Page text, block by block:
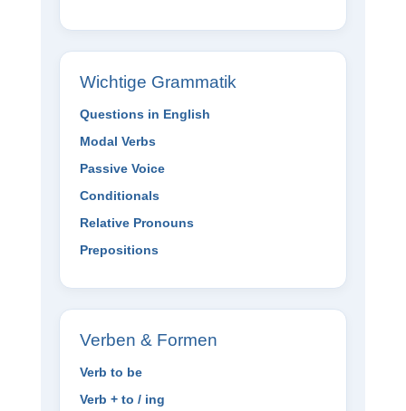
Wichtige Grammatik
Questions in English
Modal Verbs
Passive Voice
Conditionals
Relative Pronouns
Prepositions
Verben & Formen
Verb to be
Verb + to / ing